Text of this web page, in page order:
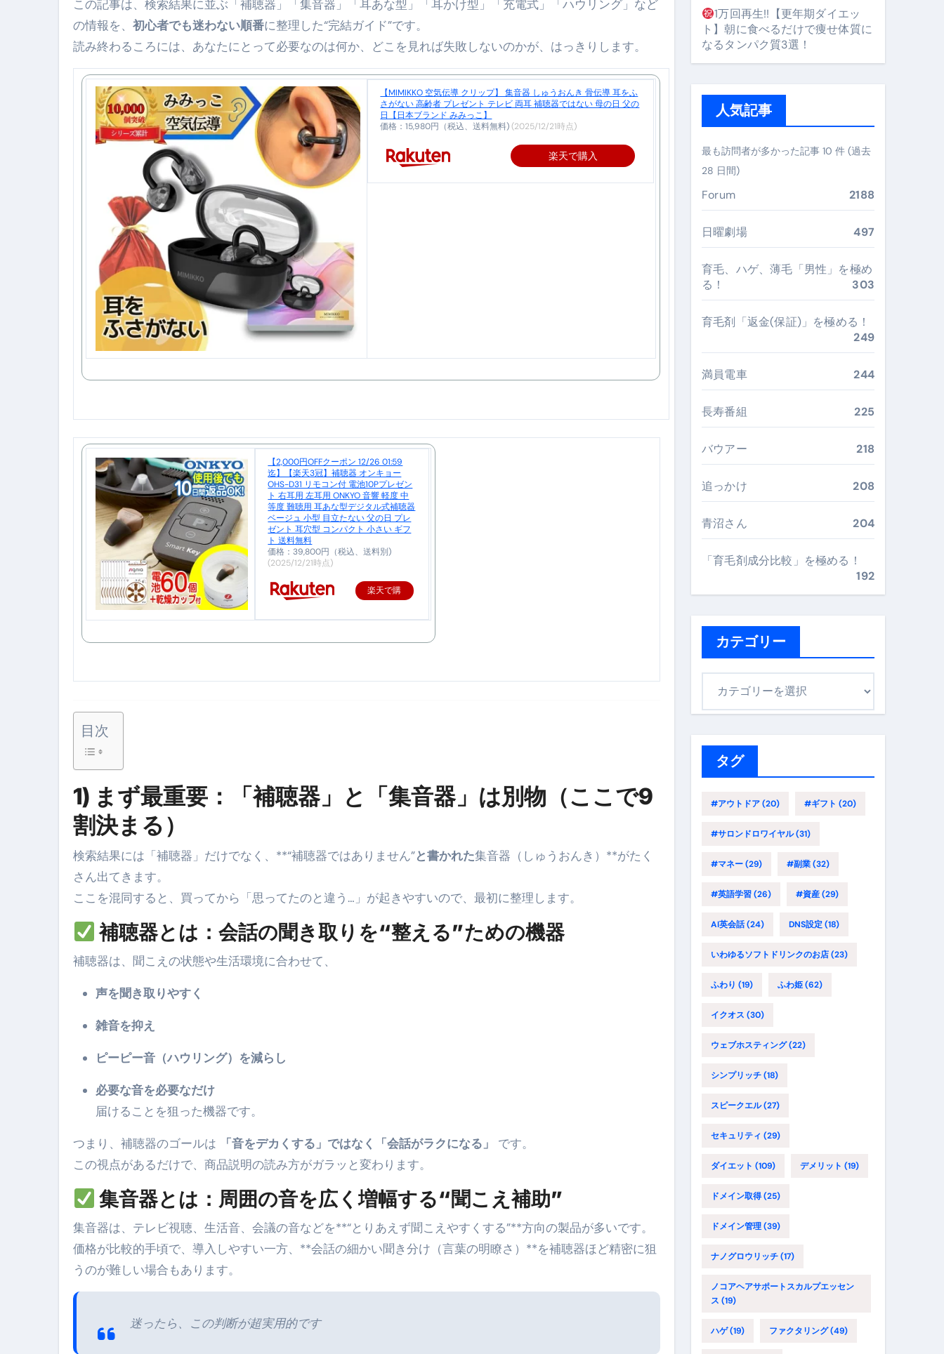
FRONTIER スーパーセール2026 完全攻略ガイド 今こそ買い時！ゲーミングPC・高性能BTOを最安で手に入れる方法
なくす不安と消える恐怖をゼロにする時代へ Pebblebee × iMazing で完成する「究極のスマホ防衛システム」完全ガイド
英語が「聞こえる・分かる・話せる」に変わる30日間 ― 科学的メソッドで英語脳を作る完全ガイド
【海外ツアー完全ガイド】アジア最安1万円台＆ハワイ朝食付き割引まで網羅 ― “失敗せずに選ぶ”実践大全
新春スペシャルセール完全ガイド：国内航空券＋ホテルが“セット割”で最安級！ スカイマーク／Peach／FDA／ソラシドエアを目的別に選ぶコツと、失敗し
【ムームードメイン】 【.site】今注目のドメインをご紹介
何をするサイトか”が一目で伝わる。いま選ばれている新定番ドメイン
梅干しを毎日食べたらどうなるの？①【30秒でわかる効果まとめ】#梅干し #ダイエット #筋トレ #美容 #健康 #雑学 #ナレーター #小林将大
ブルーベリーを毎日食べたらどうなるの？②【30秒でわかる効果まとめ】#ダイエット #筋トレ #美容 #健康 #雑学 #ナレーター #小林将大
バナナを毎日食べたらどうなるの？①【30秒でわかる効果まとめ】#バナナ #ダイエット #筋トレ #美容 #健康 #雑学 #ナレーター #小林将大
筋トレせずにプロテインを飲み続けたらどうなるのか？ #ダイエット #プロテイン #痩せる
ドメイン取得からホームページ完成まで。ムームードメインなら“全部まとめて”安心スタート
かいまき（掻巻き）超完全ガイド｜“着る布団”で肩・首・足元の冷えを根こそぎ防ぐ！素材別おすすめ・選び方・洗い方・Q&Aまで
【最新版】掛け布団の選び方“完全攻略”｜シンサレート・羽毛・人工羽毛・調温・吸湿発熱…あなたの寝室に最適解を出す快眠ガイド
【2026年最新保存版】エアトリ超新春セール＆セット割完全攻略ガイド｜海外・国内旅行を最安値で実現する究極の旅術
コロナウイルス完全解説ガイド ― 正しく知ることが、最大の感染対策になる ―
「3秒で整う、新しい栄養補給」 飲むミスト（IN MIST）とは何か──「飲む」という行為を再定義する新しいサプリ体験
クリスマスの魔法で、心と未来を彩る方法――「ただのイベント」を一生の思い出に変える完全ガイドブック
磁気ネックレスは「首に着けるだけ」じゃない。日常の“重だるさ”を軽くする選択肢
【最新】手袋の選び方 完全ガイド｜スマホ対応・防寒・撥水・作業用（ニトリル/ビニール）まで目的別に失敗しない
電気カミソリ完全ガイド｜深剃り・肌へのやさしさ・防水・充電方式まで失敗しない選び方
補聴器の選び方 完全ガイド｜集音器との違い・タイプ別比較・価格の考え方・失敗しないチェックリスト（高齢者にも）
失敗しない「爪切り」完全ガイド：高級クリッパー・ニッパー・電動まで、硬い爪／巻き爪／飛び散り対策の選び方
失敗しない「カニ」完全ガイド：ズワイ・タラバ・ポーション・カット済みの選び方と、年末年始に“満足度MAX”で食べるコツ
この記事は、検索結果に並ぶ「補聴器」「集音器」「耳あな型」「耳かけ型」「充電式」「ハウリング」など
の情報を、 初心者でも迷わない順番に整理した“完結ガイド”です。
読み終わるころには、あなたにとって必要なのは何か、どこを見れば失敗しないのかが、はっきりします。
【MIMIKKO 空気伝導 クリップ】 集音器 しゅうおんき 骨伝導 耳をふ
さがない 高齢者 プレゼント テレビ 両耳 補聴器ではない 母の日 父の
日【日本ブランド みみっこ】
価格：15,980円（税込、送料無料)(2025/12/21時点)
楽天で購入
【2,000円OFFクーポン 12/26 01:59
迄】【楽天3冠】補聴器 オンキョー
OHS-D31 リモコン付 電池10Pプレゼン
ト 右耳用 左耳用 ONKYO 音響 軽度 中
等度 難聴用 耳あな型デジタル式補聴器
ベージュ 小型 目立たない 父の日 プレ
ゼント 耳穴型 コンパクト 小さい ギフ
ト 送料無料
価格：39,800円（税込、送料別)
(2025/12/21時点)
楽天で購
目次
1) まず最重要： 「補聴器」と「集音器」は別物 （ここで9
割決まる）
検索結果には「補聴器」だけでなく、**“補聴器ではありません”と書かれた集音器（しゅうおんき）**がたく
さん出てきます。
ここを混同すると、買ってから「思ってたのと違う…」が起きやすいので、最初に整理します。
補聴器とは： 会話の聞き取りを“整える”ための機器
補聴器は、聞こえの状態や生活環境に合わせて、
声を聞き取りやすく
雑音を抑え
ピーピー音（ハウリング）を減らし
必要な音を必要なだけ
届けることを狙った機器です。
つまり、補聴器のゴールは 「音をデカくする」ではなく「会話がラクになる」
です。
この視点があるだけで、商品説明の読み方がガラッと変わります。
集音器とは： 周囲の音を広く増幅する“聞こえ補助”
集音器は、テレビ視聴、生活音、会議の音などを**“とりあえず聞こえやすくする”**方向の製品が多いです。
価格が比較的手頃で、導入しやすい一方、**会話の細かい聞き分け（言葉の明瞭さ）**を補聴器ほど精密に狙
うのが難しい場合もあります。
迷ったら、この判断が超実用的です
1万回再生!!【更年期ダイエッ
ト】朝に食べるだけで痩せ体質に
なるタンパク質3選！
人気記事
最も訪問者が多かった記事 10 件 (過去
28 日間)
Forum 2188
日曜劇場 497
育毛、ハゲ、薄毛「男性」を極め
る！
303
育毛剤「返金(保証)」を極める！
249
満員電車 244
長寿番組 225
バウアー 218
追っかけ 208
青沼さん 204
「育毛剤成分比較」を極める！
192
カテゴリー
タグ
#アウトドア(20) #ギフト (20)
#サロンドロワイヤル(31)
#マネー(29) #副業(32)
#英語学習(26) #資産(29)
AI英会話(24) DNS設定(18)
いわゆるソフトドリンクのお店(23)
ふわり (19) ふわ姫(62)
イクオス (30)
ウェブホスティング(22)
シンプリッチ(18)
スピークエル(27)
セキュリティ (29)
ダイエット (109) デメリット (19)
ドメイン取得(25)
ドメイン管理(39)
ナノグロウリッチ(17)
ノコアヘアサポートスカルプエッセン
ス (19)
ハゲ(19) ファクタリング(49)